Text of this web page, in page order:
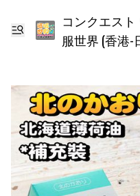
コンクエスト ワールド 征
服世界 (香